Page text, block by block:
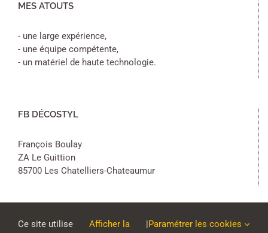
MES ATOUTS
- une large expérience,
- une équipe compétente,
- un matériel de haute technologie.
FB DÉCOSTYL
François Boulay
ZA Le Guittion
85700 Les Chatelliers-Chateaumur
Ce site utilise
Afficher la
|Paramétrer les cookies